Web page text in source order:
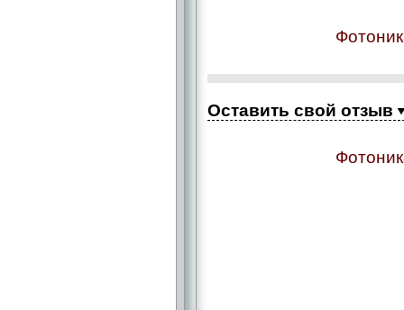
Оставить свой отзыв